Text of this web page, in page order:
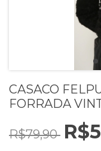
CASACO
FORRADA
R$79,90